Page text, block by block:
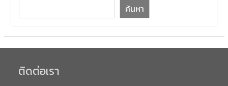
ค้นหา
ติดต่อเรา